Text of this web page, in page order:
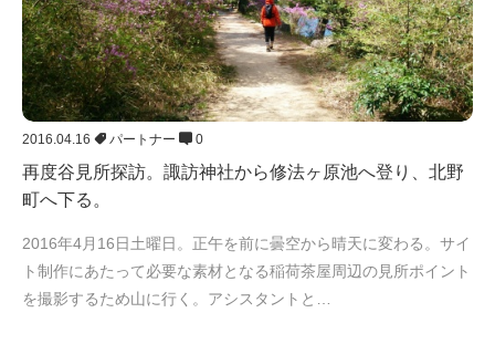
2016.04.16 パートナー 0
再度谷見所探訪。諏訪神社から修法ヶ原池へ登り、北野
町へ下る。
2016年4月16日土曜日。正午を前に曇空から晴天に変わる。サイ
ト制作にあたって必要な素材となる稲荷茶屋周辺の見所ポイント
を撮影するため山に行く。アシスタントと…